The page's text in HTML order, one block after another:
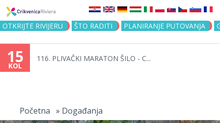
Jump to navigation
OTKRIJTE RIVIJERU ŠTO RADITI PLANIRANJE PUTOVANJA
15
KOL
116. PLIVAČKI MARATON ŠILO - C...
Početna » Događanja